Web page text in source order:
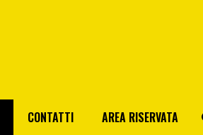
CONTATTI AREA RISERVATA